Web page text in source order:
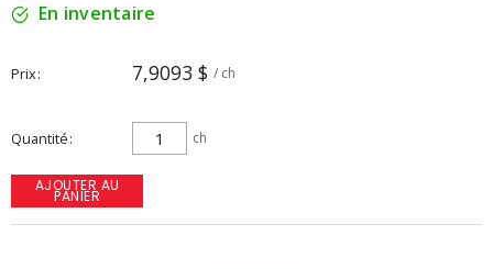
En inventaire
Prix 7,9093 $ / ch
Quantité ch
AJOUTER AU
PANIER